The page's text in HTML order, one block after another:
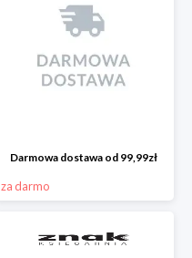
Darmowa dostawa od 99,99zł
za darmo